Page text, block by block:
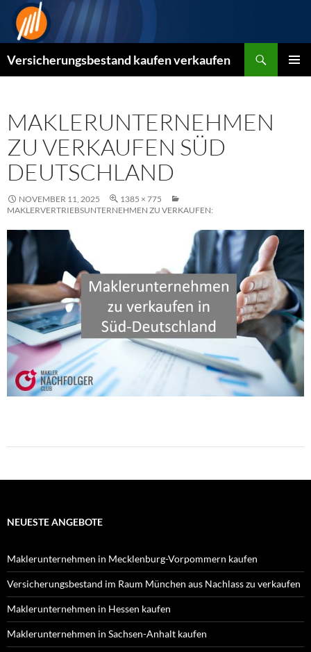
Zum
Inhalt
springen
Versicherungsbestand kaufen verkaufen
MAKLERUNTERNEHMEN
ZU VERKAUFEN SÜD
DEUTSCHLAND
NOVEMBER 11, 2025
1385 × 775
MAKLERVERTRIEBSUNTERNEHMEN ZU VERKAUFEN:
NEUESTE ANGEBOTE
Maklerunternehmen in Mecklenburg-Vorpommern kaufen
Versicherungsbestand im Raum München aus Nachlass zu verkaufen
Maklerunternehmen in Hessen kaufen
Maklerunternehmen in Sachsen-Anhalt kaufen